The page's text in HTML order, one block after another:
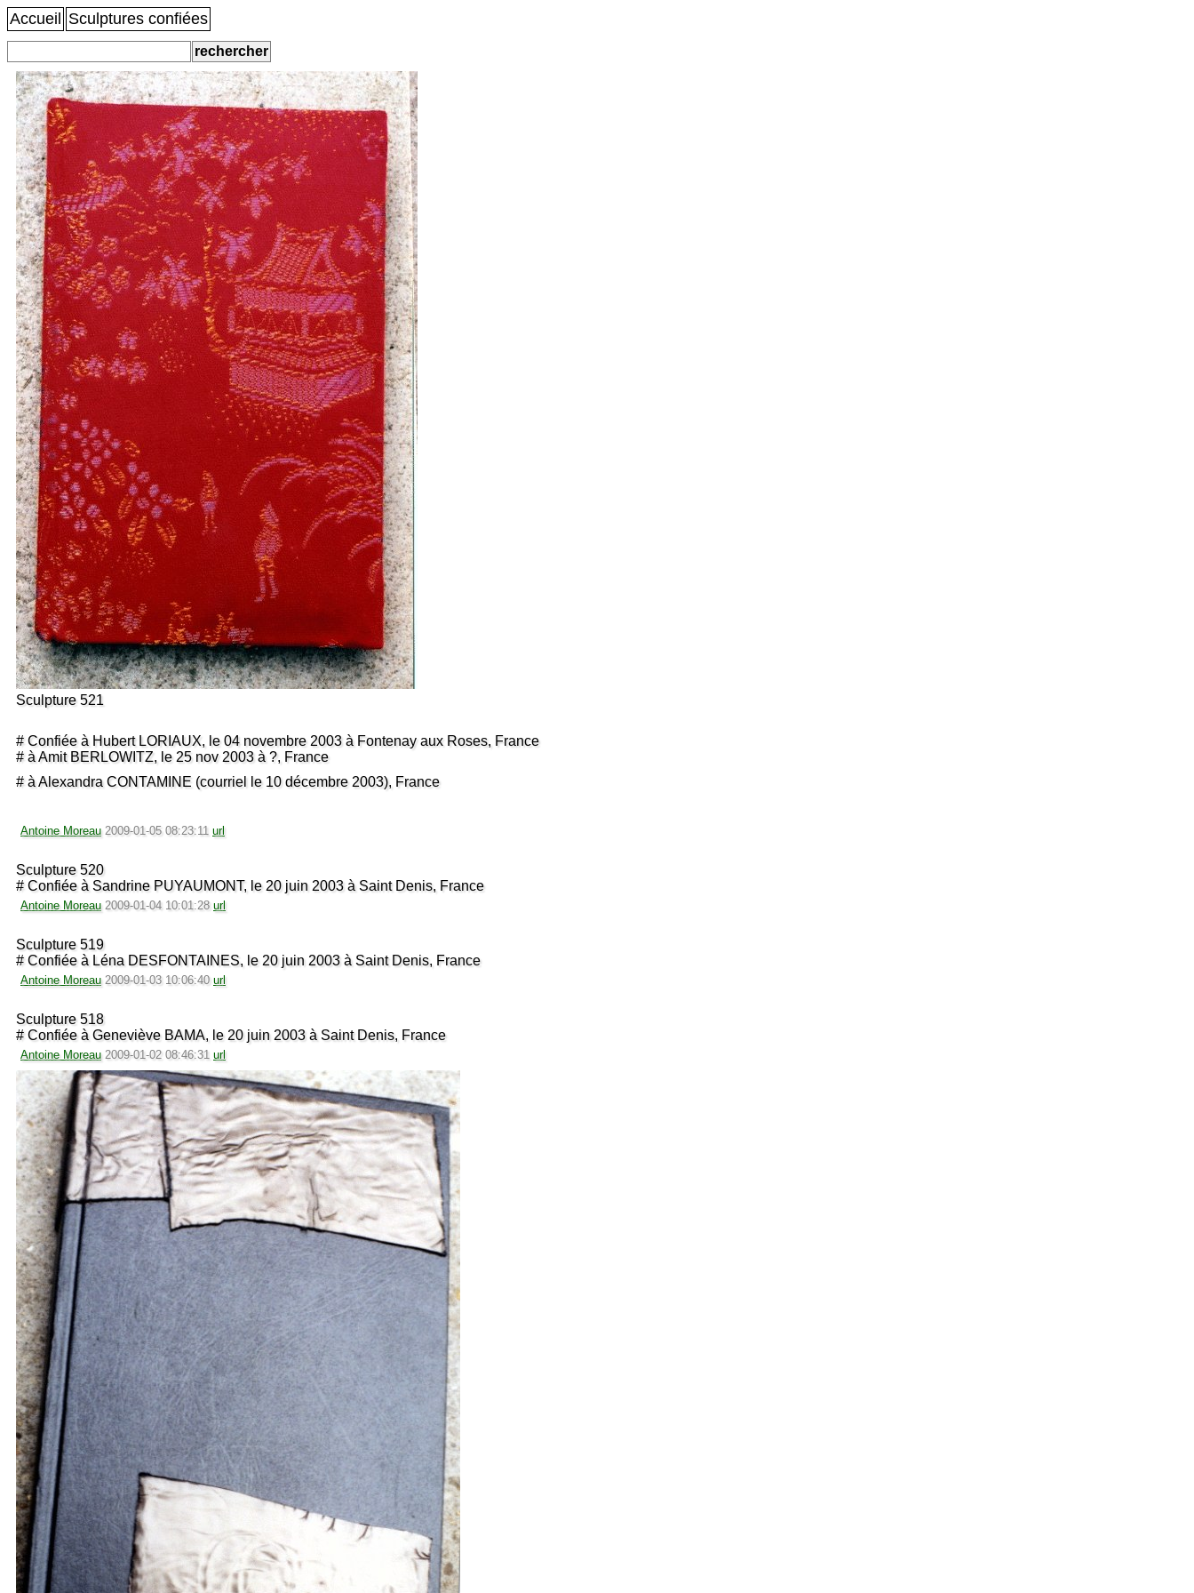
Accueil Sculptures confiées
Sculpture 521
# Confiée à Hubert LORIAUX, le 04 novembre 2003 à Fontenay aux Roses, France
# à Amit BERLOWITZ, le 25 nov 2003 à ?, France
# à Alexandra CONTAMINE (courriel le 10 décembre 2003), France
Antoine Moreau 2009-01-05 08:23:11 url
Sculpture 520
# Confiée à Sandrine PUYAUMONT, le 20 juin 2003 à Saint Denis, France
Antoine Moreau 2009-01-04 10:01:28 url
Sculpture 519
# Confiée à Léna DESFONTAINES, le 20 juin 2003 à Saint Denis, France
Antoine Moreau 2009-01-03 10:06:40 url
Sculpture 518
# Confiée à Geneviève BAMA, le 20 juin 2003 à Saint Denis, France
Antoine Moreau 2009-01-02 08:46:31 url